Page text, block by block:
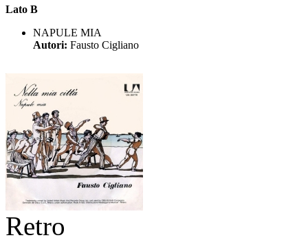
Lato B
NAPULE MIA
Autori: Fausto Cigliano
Retro